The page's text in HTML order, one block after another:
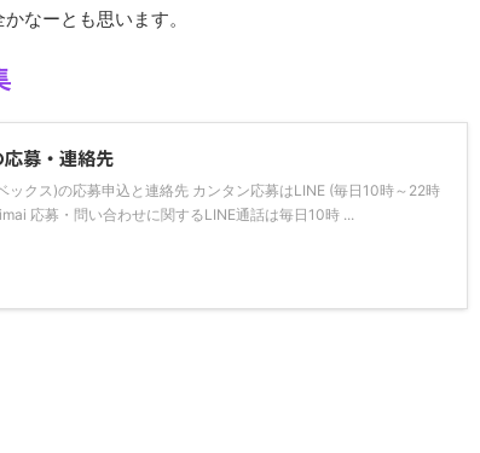
なーとも思います。
募・連絡先
ックス)の応募申込と連絡先 カンタン応募はLINE (毎日10時～22時
応募・問い合わせに関するLINE通話は毎日10時 ...